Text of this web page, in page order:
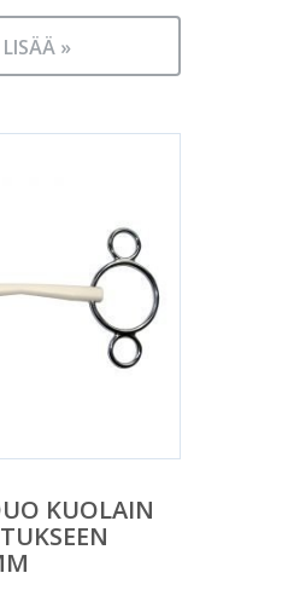
LISÄÄ »
KUOLAIN